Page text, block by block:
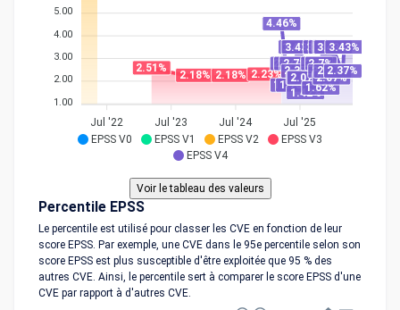
EPSS V0 EPSS V1 EPSS V2
EPSS V3
EPSS V4
5.00
4.00
3.00
2.00
1.00
2.51%
2.18% 2.18% 2.23%
4.46%
2.7%
1.75%
2.7%
1.75%
2.7%
3.43%
2.37%
3.43%
2.07%
1.42%
2.07%
2.7%
1.62%
2.7%
3.43%
2.37%
3.43%
2.07%
3.43%
2.37%
3.43%
2.37%
3.43%
Jul '22 Jul '23 Jul '24 Jul '25
Percentile EPSS
Le percentile est utilisé pour classer les CVE en fonction de leur
score EPSS. Par exemple, une CVE dans le 95e percentile selon son
score EPSS est plus susceptible d'être exploitée que 95 % des
autres CVE. Ainsi, le percentile sert à comparer le score EPSS d'une
CVE par rapport à d'autres CVE.